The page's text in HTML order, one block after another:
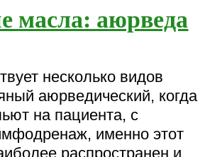
масла: аюрведа
несколько видов
аюрведический, когда
на пациента, с
именно этот
распространен и